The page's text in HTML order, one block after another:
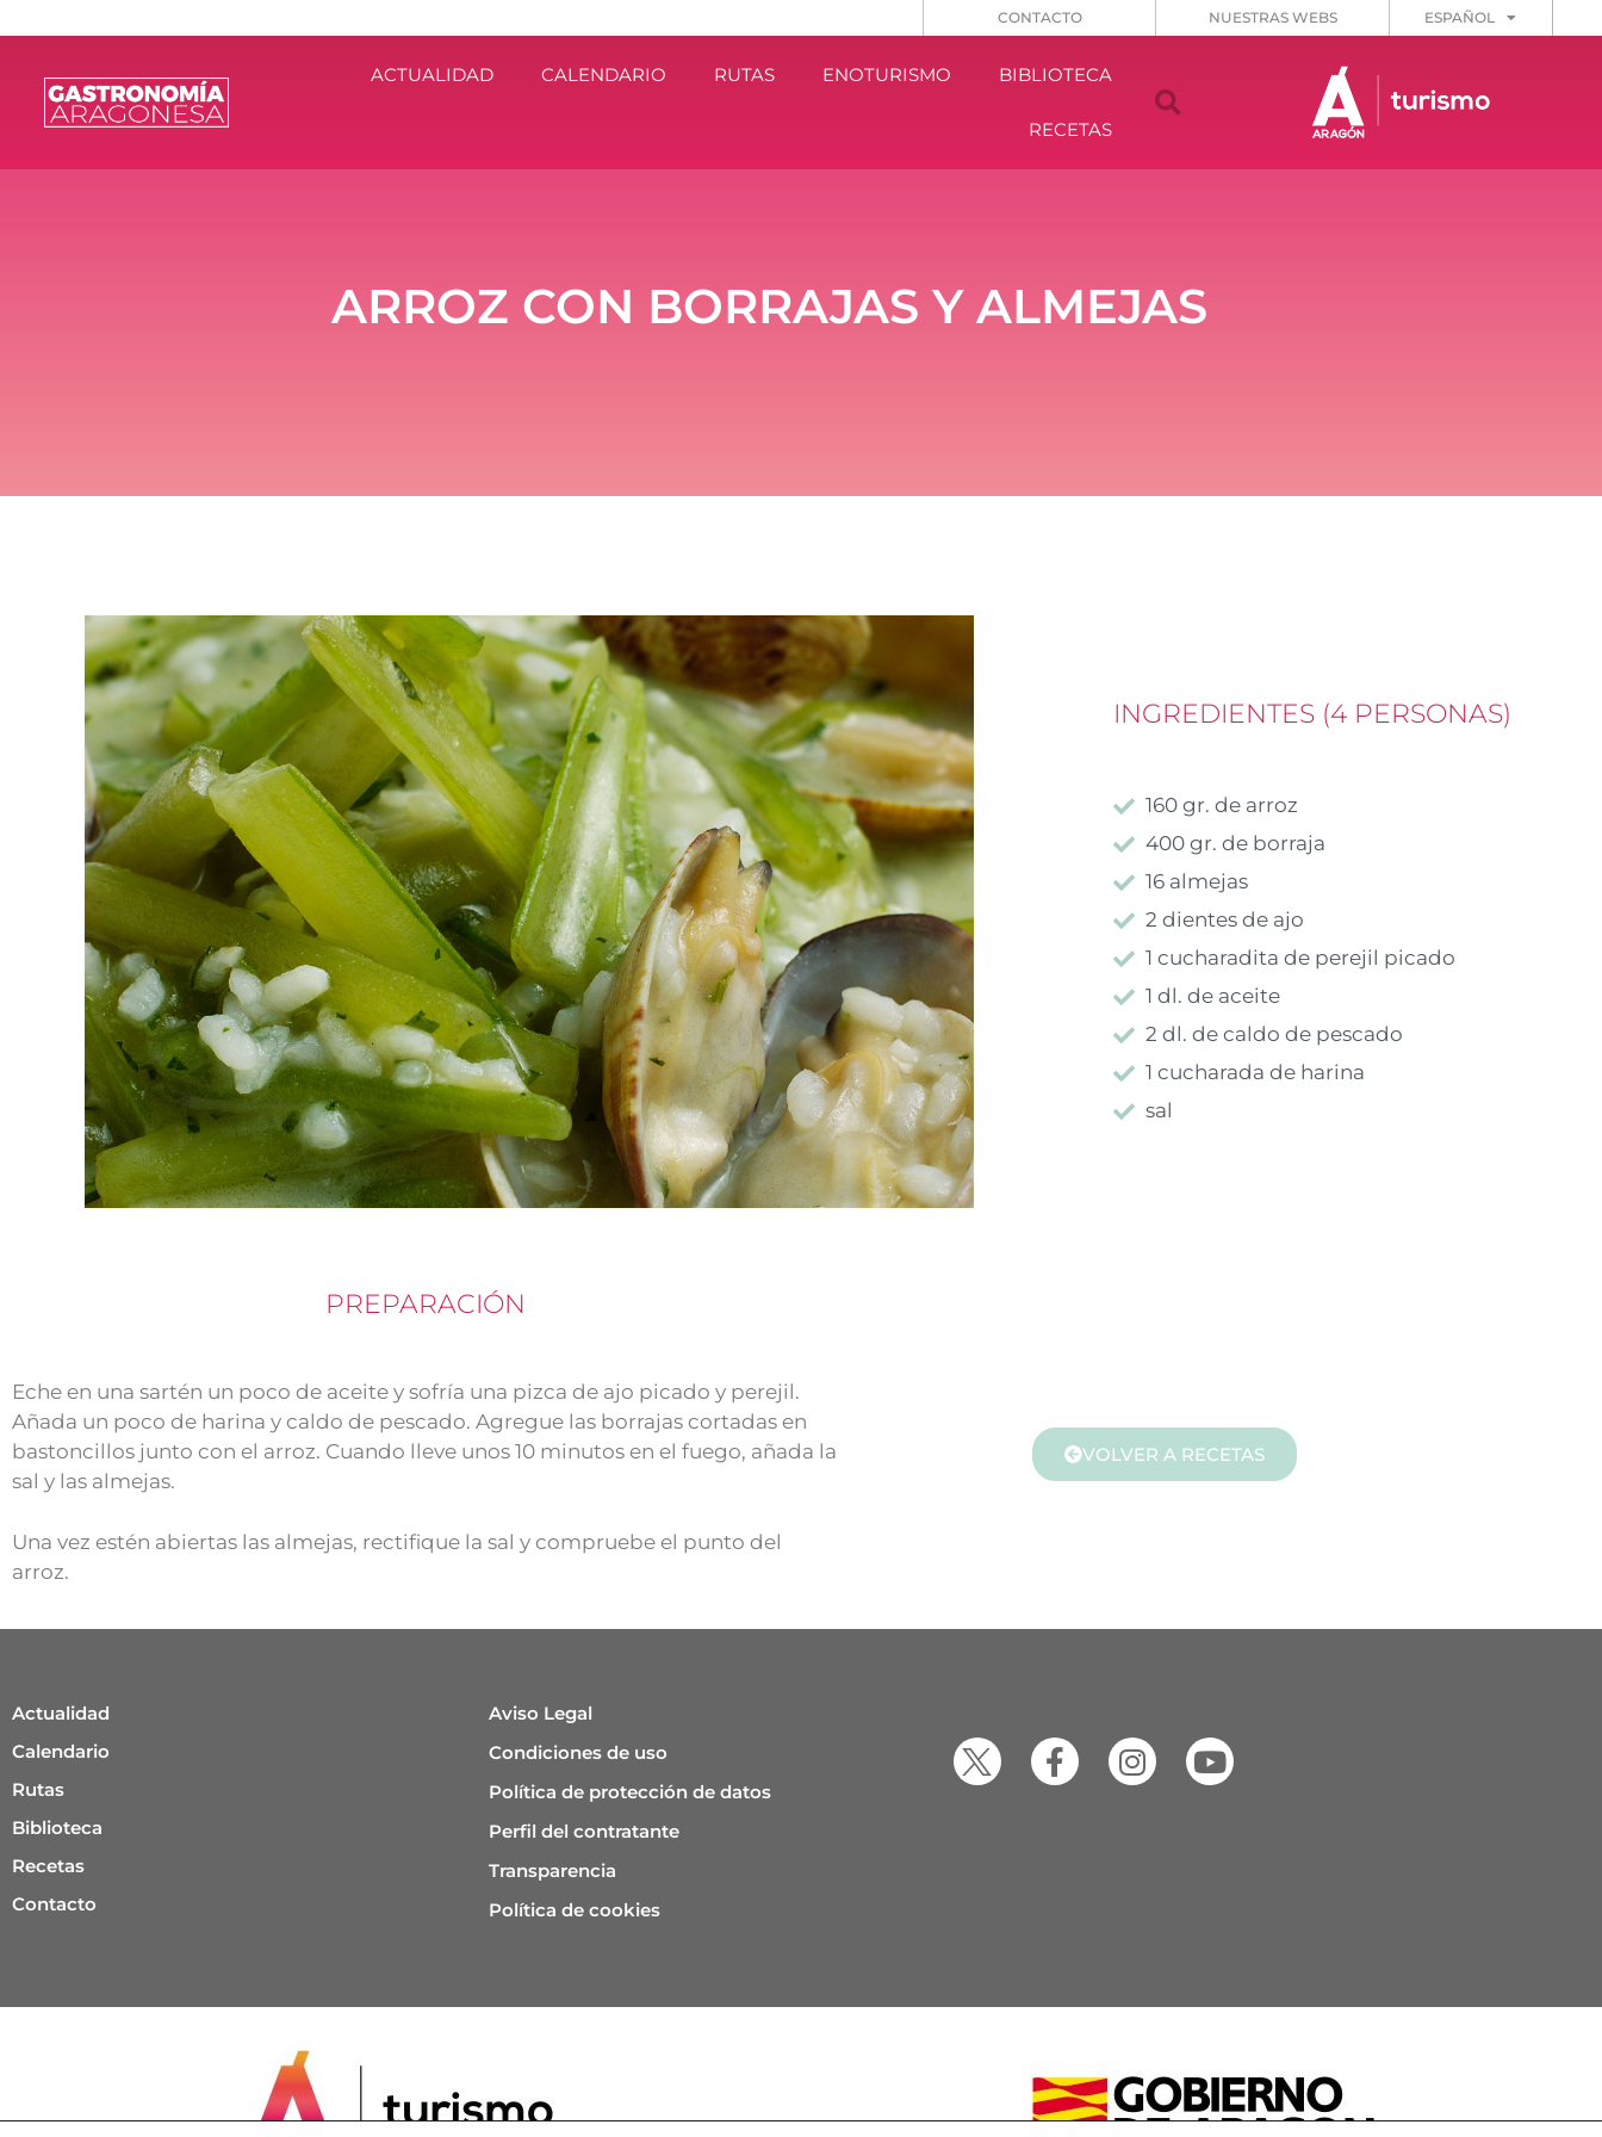
CONTACTO NUESTRAS WEBS ESPAÑOL
ACTUALIDAD CALENDARIO RUTAS ENOTURISMO BIBLIOTECA
RECETAS
ARROZ CON BORRAJAS Y ALMEJAS
INGREDIENTES (4 PERSONAS)
160 gr. de arroz
400 gr. de borraja
16 almejas
2 dientes de ajo
1 cucharadita de perejil picado
1 dl. de aceite
2 dl. de caldo de pescado
1 cucharada de harina
sal
PREPARACIÓN
Eche en una sartén un poco de aceite y sofría una pizca de ajo picado y perejil.
Añada un poco de harina y caldo de pescado. Agregue las borrajas cortadas en
bastoncillos junto con el arroz. Cuando lleve unos 10 minutos en el fuego, añada la
sal y las almejas.
Una vez estén abiertas las almejas, rectifique la sal y compruebe el punto del
arroz.
VOLVER A RECETAS
Actualidad
Calendario
Rutas
Biblioteca
Recetas
Contacto
Aviso Legal
Condiciones de uso
Política de protección de datos
Perfil del contratante
Transparencia
Política de cookies